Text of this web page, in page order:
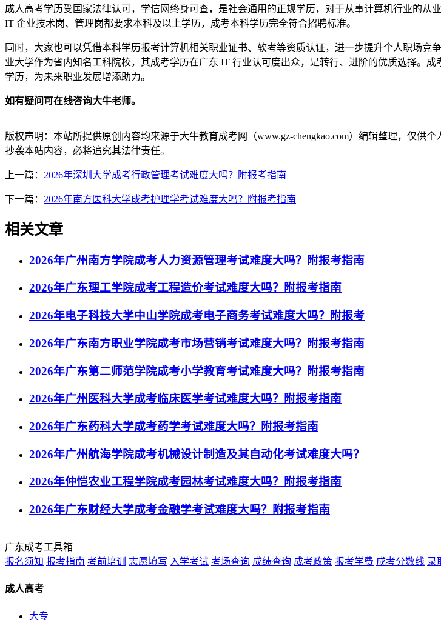
成人高考学历受国家法律认可，学信网终身可查，是社会通用的正规学历，对于从事计算机行业的
IT 企业技术岗、管理岗都要求本科及以上学历，成考本科学历完全符合招聘标准。
同时，大家也可以凭借本科学历报考计算机相关职业证书、软考等资质认证，进一步提升个人职场
业大学作为省内知名工科院校，其成考学历在广东 IT 行业认可度出众，是转行、进阶的优质选择。
学历，为未来职业发展增添助力。
如有疑问可在线咨询大牛老师。
版权声明： 本站所提供原创内容均来源于大牛教育成考网（www.gz-chengkao.com）编辑整理，仅
抄袭本站内容，必将追究其法律责任。
上一篇： 2026年深圳大学成考行政管理考试难度大吗？附报考指南
下一篇： 2026年南方医科大学成考护理学考试难度大吗？附报考指南
相关文章
2026年广州南方学院成考人力资源管理考试难度大吗？附报考指南
2026年广东理工学院成考工程造价考试难度大吗？附报考指南
2026年电子科技大学中山学院成考电子商务考试难度大吗？附报考
2026年广东南方职业学院成考市场营销考试难度大吗？附报考指南
2026年广东第二师范学院成考小学教育考试难度大吗？附报考指南
2026年广州医科大学成考临床医学考试难度大吗？附报考指南
2026年广东药科大学成考药学考试难度大吗？附报考指南
2026年广州航海学院成考机械设计制造及其自动化考试难度大吗？
2026年仲恺农业工程学院成考园林考试难度大吗？附报考指南
2026年广东财经大学成考金融学考试难度大吗？附报考指南
广东成考工具箱
报名须知 报考指南 考前培训 志愿填写 入学考试 考场查询 成绩查询 成考政策 报考学费 成考分数线 录
成人高考
大专